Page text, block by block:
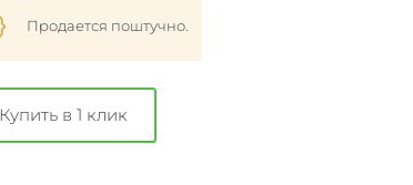
Продается поштучно.
Купить в 1 клик